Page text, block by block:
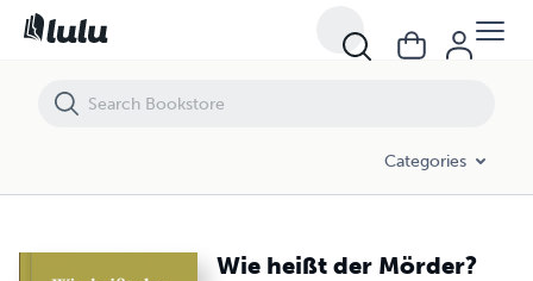
Categories
Wie heißt der Mörder?
Wie heißt der Mörder?